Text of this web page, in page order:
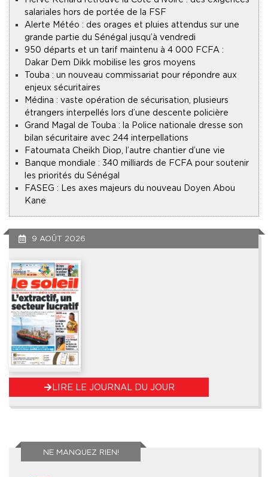
salariales hors de portée de la FSF
Alerte Météo : des orages et pluies attendus sur une
grande partie du Sénégal jusqu’à vendredi
950 départs et un tarif maintenu à 4 000 FCFA :
Dakar Dem Dikk mobilise les gros moyens
Touba : un nouveau commissariat pour répondre aux
enjeux sécuritaires
Médina : vaste opération de sécurisation, plusieurs
étrangers interpellés lors d’une descente policière
Grand Magal de Touba : la Police nationale dresse son
bilan sécuritaire avec 244 interpellations
Fatoumata Cheikh Diop, l’autre chantier d’une vie
Banque mondiale : 340 milliards de FCFA pour soutenir
les priorités du Sénégal
FASEG : Les axes majeurs du nouveau Doyen Abou
Kane
9 AOÛT 2026
LIRE LE JOURNAL DU JOUR
NE MANQUEZ RIEN!